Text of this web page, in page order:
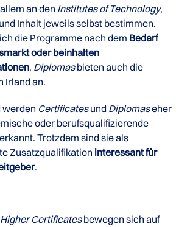
an den Institutes of Technology,
Inhalt jeweils selbst bestimmen.
die Programme nach dem Bedarf
oder beinhalten
. Diplomasbieten auch die
Irland an.
werden Certificatesund Diplomaseher
oder berufsqualifizierende
Trotzdem sind sie als
Zusatzqualifikation interessant für
.
Higher Certificatesbewegen sich auf